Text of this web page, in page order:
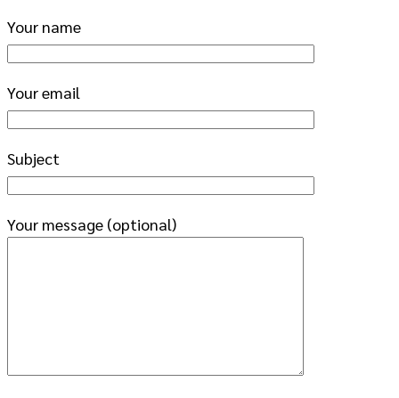
Your name
Your email
Subject
Your message (optional)